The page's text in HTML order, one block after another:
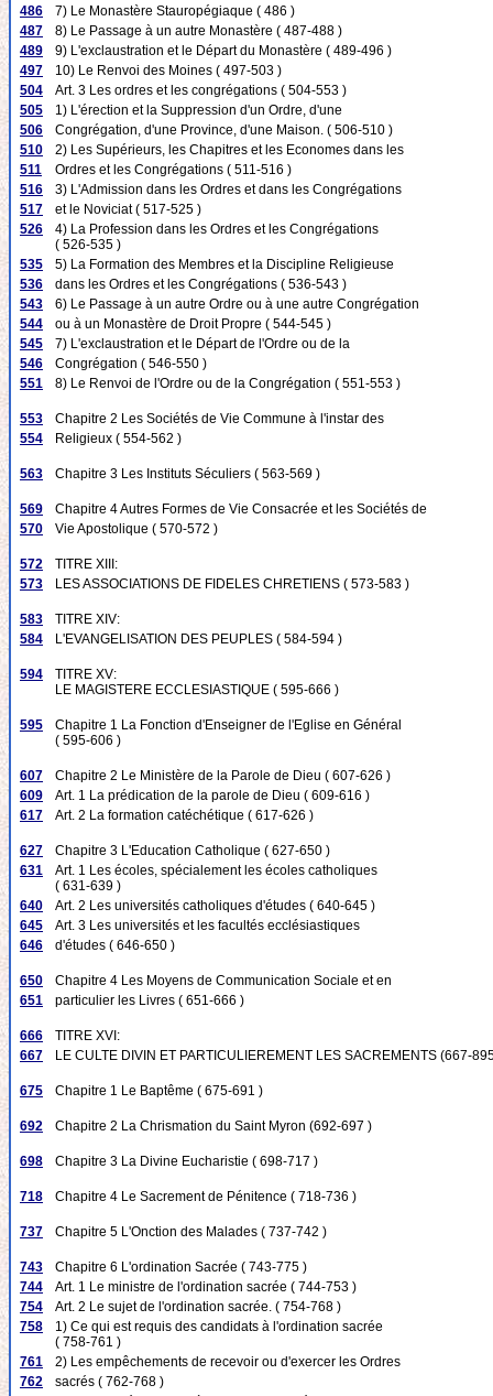
486
7) Le Monastère Stauropégiaque ( 486 )
487
8) Le Passage à un autre Monastère ( 487-488 )
489
9) L'exclaustration et le Départ du Monastère ( 489-496 )
497
10) Le Renvoi des Moines ( 497-503 )
504
Art. 3 Les ordres et les congrégations ( 504-553 )
505
1) L'érection et la Suppression d'un Ordre, d'une
506
Congrégation, d'une Province, d'une Maison. ( 506-510 )
510
2) Les Supérieurs, les Chapitres et les Economes dans les
511
Ordres et les Congrégations ( 511-516 )
516
3) L'Admission dans les Ordres et dans les Congrégations
517
et le Noviciat ( 517-525 )
526
4) La Profession dans les Ordres et les Congrégations
( 526-535 )
535
5) La Formation des Membres et la Discipline Religieuse
536
dans les Ordres et les Congrégations ( 536-543 )
543
6) Le Passage à un autre Ordre ou à une autre Congrégation
544
ou à un Monastère de Droit Propre ( 544-545 )
545
7) L'exclaustration et le Départ de l'Ordre ou de la
546
Congrégation ( 546-550 )
551
8) Le Renvoi de l'Ordre ou de la Congrégation ( 551-553 )
553
Chapitre 2 Les Sociétés de Vie Commune à l'instar des
554
Religieux ( 554-562 )
563 Chapitre 3 Les Instituts Séculiers ( 563-569 )
569
Chapitre 4 Autres Formes de Vie Consacrée et les Sociétés de
570
Vie Apostolique ( 570-572 )
572
TITRE XIII:
573
LES ASSOCIATIONS DE FIDELES CHRETIENS ( 573-583 )
583
TITRE XIV:
584
L'EVANGELISATION DES PEUPLES ( 584-594 )
594
TITRE XV:
LE MAGISTERE ECCLESIASTIQUE ( 595-666 )
595
Chapitre 1 La Fonction d'Enseigner de l'Eglise en Général
( 595-606 )
607
Chapitre 2 Le Ministère de la Parole de Dieu ( 607-626 )
609
Art. 1 La prédication de la parole de Dieu ( 609-616 )
617
Art. 2 La formation catéchétique ( 617-626 )
627
Chapitre 3 L'Education Catholique ( 627-650 )
631
Art. 1 Les écoles, spécialement les écoles catholiques
( 631-639 )
640
Art. 2 Les universités catholiques d'études ( 640-645 )
645
Art. 3 Les universités et les facultés ecclésiastiques
646
d'études ( 646-650 )
650
Chapitre 4 Les Moyens de Communication Sociale et en
651
particulier les Livres ( 651-666 )
666
TITRE XVI:
667
LE CULTE DIVIN ET PARTICULIEREMENT LES SACREMENTS (667-
675 Chapitre 1 Le Baptême ( 675-691 )
692 Chapitre 2 La Chrismation du Saint Myron (692-697 )
698 Chapitre 3 La Divine Eucharistie ( 698-717 )
718 Chapitre 4 Le Sacrement de Pénitence ( 718-736 )
737 Chapitre 5 L'Onction des Malades ( 737-742 )
743
Chapitre 6 L'ordination Sacrée ( 743-775 )
744
Art. 1 Le ministre de l'ordination sacrée ( 744-753 )
754
Art. 2 Le sujet de l'ordination sacrée. ( 754-768 )
758
1) Ce qui est requis des candidats à l'ordination sacrée
( 758-761 )
761
2) Les empêchements de recevoir ou d'exercer les Ordres
762
sacrés ( 762-768 )